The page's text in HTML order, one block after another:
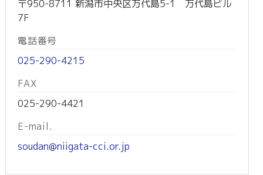
〒950-8711 新潟市中央区万代島5-1 万代島ビル
7F
電話番号
025-290-4215
FAX
025-290-4421
E-mail.
soudan@niigata-cci.or.jp